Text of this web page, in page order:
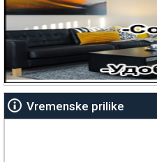
Vremenske prilike